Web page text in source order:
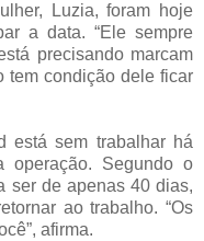
Luzia, foram hoje
a data. “Ele sempre
precisando marcam
tem condição dele ficar
está sem trabalhar há
operação. Segundo o
ser de apenas 40 dias,
ao trabalho. “Os
afirma.